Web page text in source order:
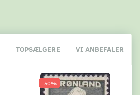
TOPSÆLGERE VI ANBEFALER
-50%